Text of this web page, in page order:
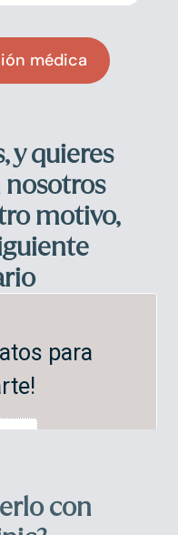
médica
y quieres
motivo,
con